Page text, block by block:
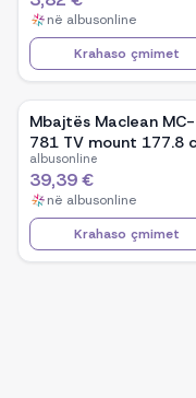
në albusonline
Krahaso çmimet
Mbajtës Maclean MC-
781 TV mount 177.8
(70&quot;)
albusonline
39,39 €
në albusonline
Krahaso çmimet